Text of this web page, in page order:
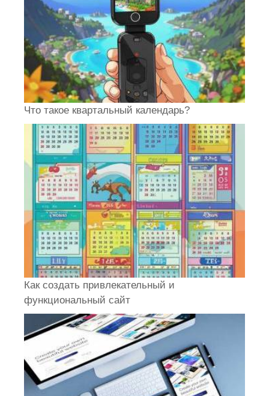
Что такое квартальный календарь?
Как создать привлекательный и
функциональный сайт